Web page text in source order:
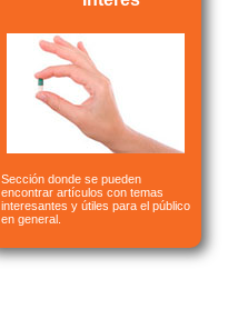
Sección donde se pueden
encontrar artículos con temas
interesantes y útiles para el público
en general.